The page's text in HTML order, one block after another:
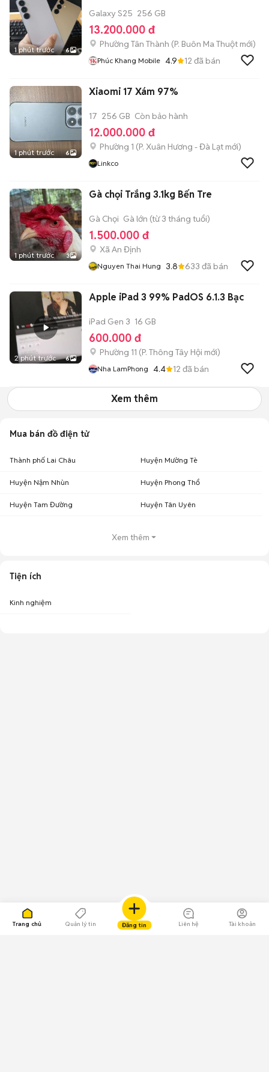
Trang chủ Quản lý tin Đăng tin Liên hệ Tài khoản
1 phút trước 6
Galaxy S25 256 GB
13.200.000 đ
Phường Tân Thành (P. Buôn Ma Thuột mới)
Phúc Khang Mobile 4.9 12 đã bán
1 phút trước 6
Xiaomi 17 Xám 97%
17 256 GB Còn bảo hành
12.000.000 đ
Phường 1 (P. Xuân Hương - Đà Lạt mới)
Linkco
1 phút trước 3
Gà chọi Trắng 3.1kg Bến Tre
Gà Chọi Gà lớn (từ 3 tháng tuổi)
1.500.000 đ
Xã An Định
Nguyen Thai Hung 3.8 633 đã bán
2 phút trước 6
Apple iPad 3 99% PadOS 6.1.3 Bạc
iPad Gen 3 16 GB
600.000 đ
Phường 11 (P. Thông Tây Hội mới)
Nha LamPhong 4.4 12 đã bán
Xem thêm
Mua bán đồ điện tử
Thành phố Lai Châu Huyện Mường Tè
Huyện Nậm Nhùn Huyện Phong Thổ
Huyện Tam Đường Huyện Tân Uyên
Xem thêm
Tiện ích
Kinh nghiệm